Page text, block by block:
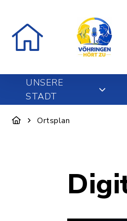
UNSERE
STADT
Ortsplan